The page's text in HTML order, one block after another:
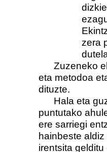
zera
Zuzeneko
eta metodoa
dituzte.
Hala eta
puntutako
ere sarriegi
hainbeste aldiz
irentsita